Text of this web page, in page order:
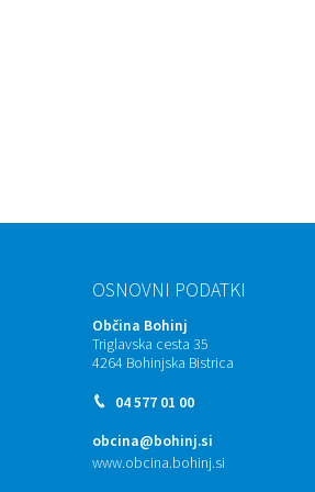
OSNOVNI PODATKI
Občina Bohinj
Triglavska cesta 35
4264 Bohinjska Bistrica
04 577 01 00
obcina@bohinj.si
www.obcina.bohinj.si